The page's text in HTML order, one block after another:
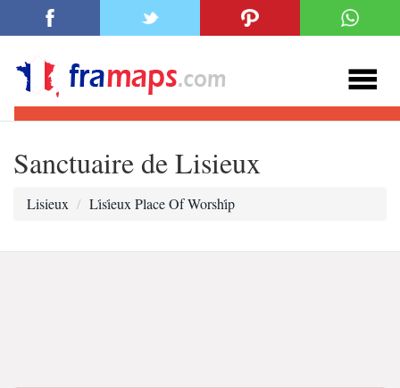
Sanctuaire de Lisieux
Lisieux Li̇si̇eux Place Of Worshi̇p